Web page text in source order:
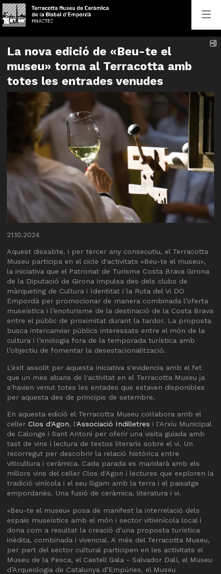
La nova edició de «Beu-te el
museu» torna al Terracotta amb
totes les entrades venudes
21.10.2024
Aquest dissabte, i per tercer any consecutiu, el Terracotta
Museu participa en el cicle d'activitats «Beu-te el museu»,
la iniciativa que el Patronat de Turisme Costa Brava Girona
de la Diputació de Girona impulsa des dels clubs de
màrqueting de Cultura i Identitat i la Ruta del Vi DO
Empordà per promocionar de manera combinada l’oferta
museística i l’enoturisme de la destinació de la Costa Brava
entre el públic de proximitat durant la tardor. La proposta
busca intercanviar públics interessats entre el món de la
cultura i l’enologia fora de la temporada turística amb
l’objectiu de fomentar la desestacionalització.
L'èxit assolit per aquesta iniciativa s'evidencia amb el fet
que un mes abans de l'activitat en el Terracotta Museu ja
s'havien venut totes les entades que estaven disponibles
per aquesta des de principis de setembre.
En aquesta edició el Terracotta Museu col·labora amb el
cellerClos d'Agon, l'Associació Indilletres i l'Arxiu Municipal
de Calonge i Sant Antoni per oferir una visita guiada amb
tast de vins i lectura de textos literaris sobre el vi. Un
recorregut per descobrir la relació històrica entre
viticultura i ceràmica. Cada parada es maridarà amb els
millors vins del celler Clos d'Agon i lectures que exploren la
tradició vinícola i el seu lligam amb la terra i el paisatge
empordanès. Una fusió de ceràmica, literatura i vi.
«Beu-te el museu» posa de manifest la interrelació dels
espais museístics amb el món i sector vitivinícola local i
dona com a resultat la creació d’una proposta turística
inèdita, combinada i vivencial. A més del Terracotta Museu,
per part del sector cultural participen en les activitats el
Museu de la Pesca, el Castell Gala - Salvador Dalí, el Museu
d’Arqueologia de Catalunya d’Empúries, el Museu